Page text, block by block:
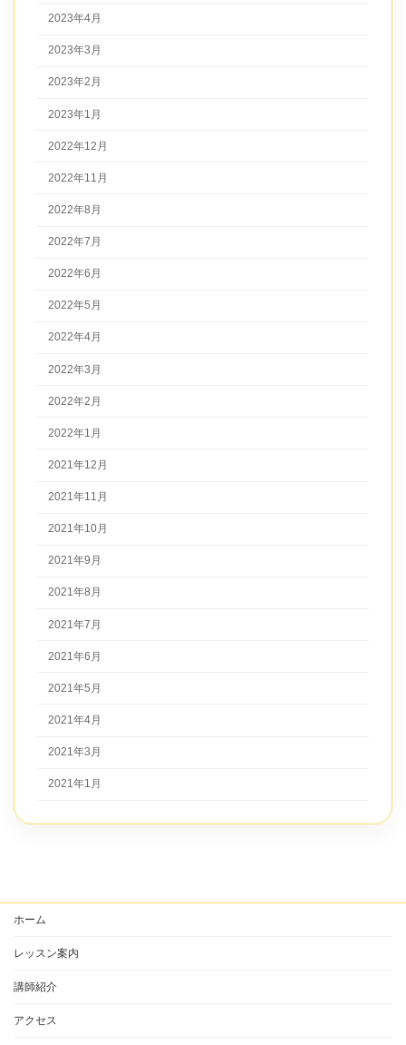
2023年4月
2023年3月
2023年2月
2023年1月
2022年12月
2022年11月
2022年8月
2022年7月
2022年6月
2022年5月
2022年4月
2022年3月
2022年2月
2022年1月
2021年12月
2021年11月
2021年10月
2021年9月
2021年8月
2021年7月
2021年6月
2021年5月
2021年4月
2021年3月
2021年1月
ホーム
レッスン案内
講師紹介
アクセス